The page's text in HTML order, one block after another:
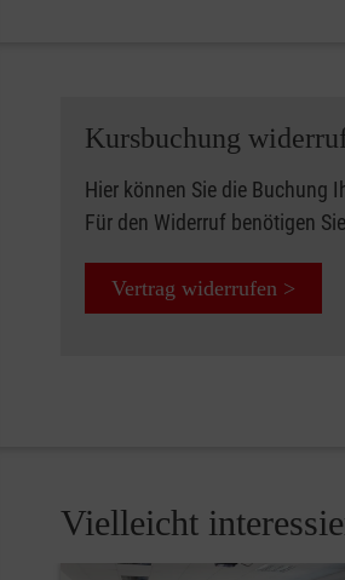
Kursbuchung
Hier können Sie die Buchung
Für den Widerruf benötigen
Vertrag widerrufen >
Vielleicht